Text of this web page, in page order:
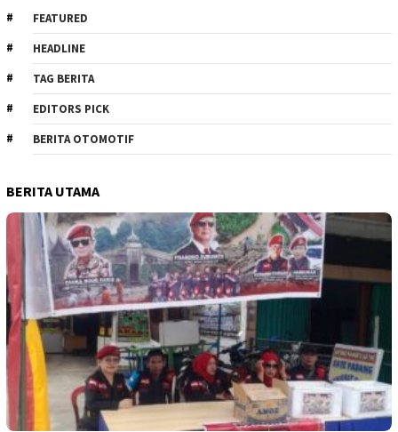
FEATURED
HEADLINE
TAG BERITA
EDITORS PICK
BERITA OTOMOTIF
BERITA UTAMA